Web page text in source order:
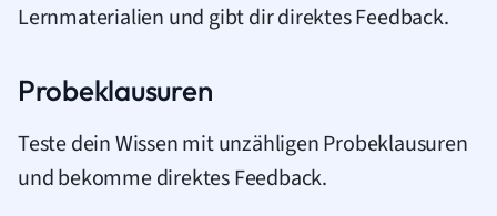
Lernmaterialien und gibt dir direktes Feedback.
Probeklausuren
Teste dein Wissen mit unzähligen Probeklausuren
und bekomme direktes Feedback.